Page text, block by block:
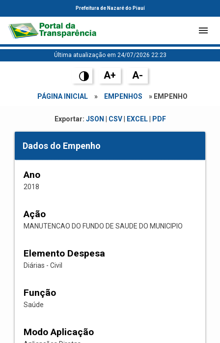
Prefeitura de Nazaré do Piauí
Última atualização em 24/07/2026 22:23
A+ A-
PÁGINA INICIAL » EMPENHOS » EMPENHO
Exportar: JSON CSV| EXCEL| PDF
Dados do Empenho
Ano
2018
Ação
MANUTENCAO DO FUNDO DE SAUDE DO MUNICIPIO
Elemento Despesa
Diárias - Civil
Função
Saúde
Modo Aplicação